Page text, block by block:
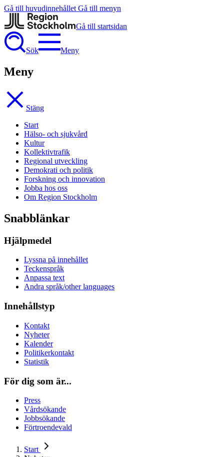
Gå till huvudinnehållet Gå till menyn
Gå till startsidan
Sök Meny
Meny
Stäng
Start
Hälso- och sjukvård
Kultur
Kollektivtrafik
Regional utveckling
Demokrati och politik
Forskning och innovation
Jobba hos oss
Om Region Stockholm
Snabblänkar
Hjälpmedel
Lyssna på innehållet
Teckenspråk
Anpassa text
Andra språk/other languages
Innehållstyp
Kontakt
Nyheter
Kalender
Politikerkontakt
Statistik
För dig som är...
Press
Vårdsökande
Jobbsökande
Förtroendevald
Start